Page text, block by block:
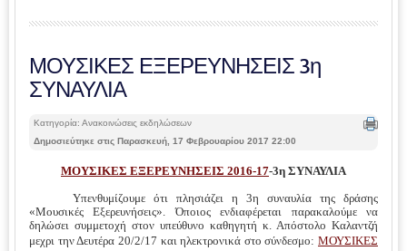
ΜΟΥΣΙΚΕΣ ΕΞΕΡΕΥΝΗΣΕΙΣ 3η
ΣΥΝΑΥΛΙΑ
Κατηγορία: Ανακοινώσεις εκδηλώσεων
Δημοσιεύτηκε στις Παρασκευή, 17 Φεβρουαρίου 2017 22:00
ΜΟΥΣΙΚΕΣ ΕΞΕΡΕΥΝΗΣΕΙΣ 2016-17-3η ΣΥΝΑΥΛΙΑ
Υπενθυμίζουμε ότι πλησιάζει η 3η συναυλία της δράσης
«Μουσικές Εξερευνήσεις». Όποιος ενδιαφέρεται παρακαλούμε να
δηλώσει συμμετοχή στον υπεύθυνο καθηγητή κ. Απόστολο Καλαντζή
μεχρι την Δευτέρα 20/2/17 καιηλεκτρονικά στο σύνδεσμο: ΜΟΥΣΙΚΕΣ